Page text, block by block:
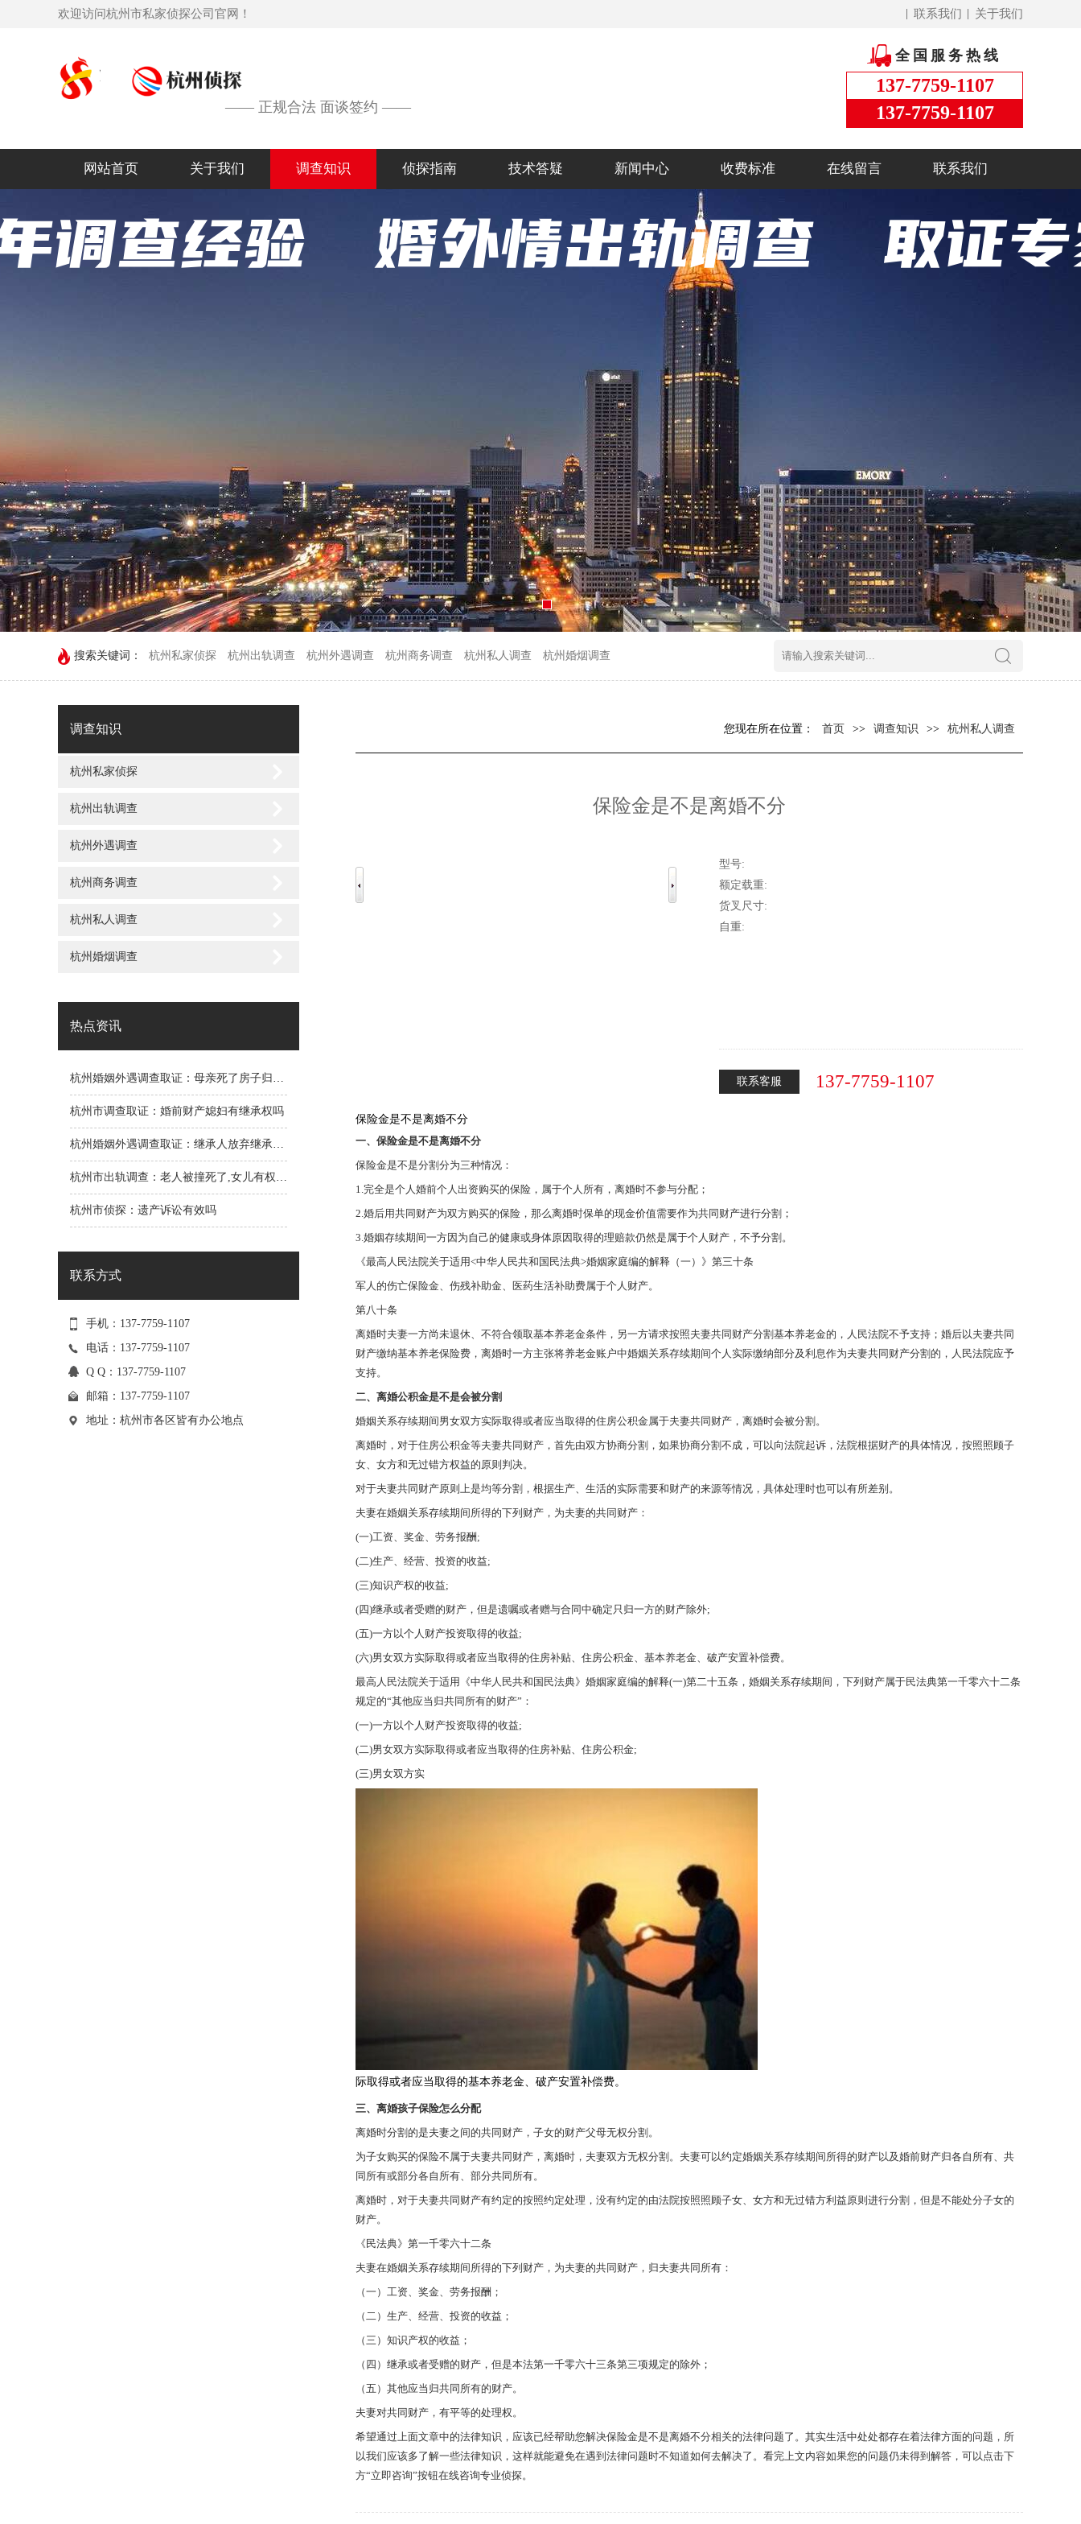
欢迎访问杭州市私家侦探公司官网！ 关于我们
联系我们
—— 正规合法 面谈签约 ——
全国服务热线
137-7759-1107
137-7759-1107
网站首页 关于我们 调查知识 侦探指南 技术答疑 新闻中心 收费标准 在线留言 联系我们
搜索关键词： 杭州私家侦探 杭州出轨调查 杭州外遇调查 杭州商务调查 杭州私人调查 杭州婚烟调查
调查知识
杭州私家侦探
杭州出轨调查
杭州外遇调查
杭州商务调查
杭州私人调查
杭州婚烟调查
热点资讯
杭州婚姻外遇调查取证：母亲死了房子归谁所有
杭州市调查取证：婚前财产媳妇有继承权吗
杭州婚姻外遇调查取证：继承人放弃继承起诉谁的财产
杭州市出轨调查：老人被撞死了,女儿有权利来分钱吗
杭州市侦探：遗产诉讼有效吗
联系方式
手机：137-7759-1107
电话：137-7759-1107
Q Q：137-7759-1107
邮箱： 137-7759-1107
地址：杭州市各区皆有办公地点
您现在所在位置： 首页 >> 调查知识 >> 杭州私人调查
保险金是不是离婚不分
型号:
额定载重:
货叉尺寸:
自重:
联系客服 137-7759-1107
保险金是不是离婚不分
一、保险金是不是离婚不分
保险金是不是分割分为三种情况：
1.完全是个人婚前个人出资购买的保险，属于个人所有，离婚时不参与分配；
2.婚后用共同财产为双方购买的保险，那么离婚时保单的现金价值需要作为共同财产进行分割；
3.婚姻存续期间一方因为自己的健康或身体原因取得的理赔款仍然是属于个人财产，不予分割。
《最高人民法院关于适用<中华人民共和国民法典>婚姻家庭编的解释（一）》第三十条
军人的伤亡保险金、伤残补助金、医药生活补助费属于个人财产。
第八十条
离婚时夫妻一方尚未退休、不符合领取基本养老金条件，另一方请求按照夫妻共同财产分割基本养老金的，人民法院不予支持；婚后以夫妻共同
财产缴纳基本养老保险费，离婚时一方主张将养老金账户中婚姻关系存续期间个人实际缴纳部分及利息作为夫妻共同财产分割的，人民法院应予
支持。
二、离婚公积金是不是会被分割
婚姻关系存续期间男女双方实际取得或者应当取得的住房公积金属于夫妻共同财产，离婚时会被分割。
离婚时，对于住房公积金等夫妻共同财产，首先由双方协商分割，如果协商分割不成，可以向法院起诉，法院根据财产的具体情况，按照照顾子
女、女方和无过错方权益的原则判决。
对于夫妻共同财产原则上是均等分割，根据生产、生活的实际需要和财产的来源等情况，具体处理时也可以有所差别。
夫妻在婚姻关系存续期间所得的下列财产，为夫妻的共同财产：
(一)工资、奖金、劳务报酬;
(二)生产、经营、投资的收益;
(三)知识产权的收益;
(四)继承或者受赠的财产，但是遗嘱或者赠与合同中确定只归一方的财产除外;
(五)一方以个人财产投资取得的收益;
(六)男女双方实际取得或者应当取得的住房补贴、住房公积金、基本养老金、破产安置补偿费。
最高人民法院关于适用《中华人民共和国民法典》婚姻家庭编的解释(一)第二十五条，婚姻关系存续期间，下列财产属于民法典第一千零六十二条
规定的“其他应当归共同所有的财产”：
(一)一方以个人财产投资取得的收益;
(二)男女双方实际取得或者应当取得的住房补贴、住房公积金;
(三)男女双方实
际取得或者应当取得的基本养老金、破产安置补偿费。
三、离婚孩子保险怎么分配
离婚时分割的是夫妻之间的共同财产，子女的财产父母无权分割。
为子女购买的保险不属于夫妻共同财产，离婚时，夫妻双方无权分割。夫妻可以约定婚姻关系存续期间所得的财产以及婚前财产归各自所有、共
同所有或部分各自所有、部分共同所有。
离婚时，对于夫妻共同财产有约定的按照约定处理，没有约定的由法院按照照顾子女、女方和无过错方利益原则进行分割，但是不能处分子女的
财产。
《民法典》第一千零六十二条
夫妻在婚姻关系存续期间所得的下列财产，为夫妻的共同财产，归夫妻共同所有：
（一）工资、奖金、劳务报酬；
（二）生产、经营、投资的收益；
（三）知识产权的收益；
（四）继承或者受赠的财产，但是本法第一千零六十三条第三项规定的除外；
（五）其他应当归共同所有的财产。
夫妻对共同财产，有平等的处理权。
希望通过上面文章中的法律知识，应该已经帮助您解决保险金是不是离婚不分相关的法律问题了。其实生活中处处都存在着法律方面的问题，所
以我们应该多了解一些法律知识，这样就能避免在遇到法律问题时不知道如何去解决了。看完上文内容如果您的问题仍未得到解答，可以点击下
方“立即咨询”按钮在线咨询专业侦探。